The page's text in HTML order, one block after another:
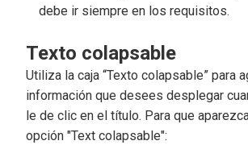
debe ir siempre en los requisitos.
Texto colapsable
Utiliza la caja “Texto colapsable” para
información que desees desplegar
le de clic en el título. Para que
opción "Text colapsable":